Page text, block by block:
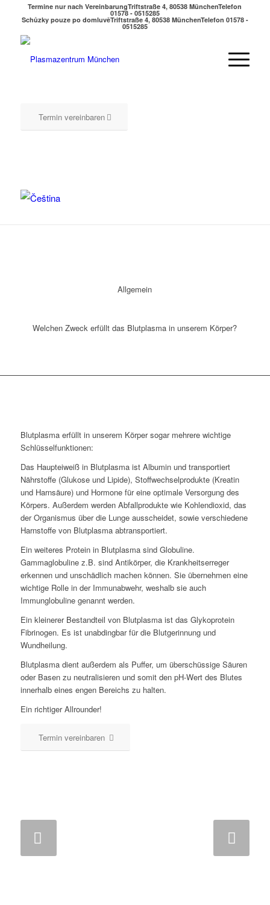
Termine nur nach VereinbarungTriftstraße 4, 80538 MünchenTelefon
01578 - 0515285
Schůzky pouze po domluvěTriftstraße 4, 80538 MünchenTelefon 01578 -
0515285
Termin vereinbaren
Allgemein
Welchen Zweck erfüllt das Blutplasma in unserem Körper?
Blutplasma erfüllt in unserem Körper sogar mehrere wichtige
Schlüsselfunktionen:
Das Haupteiweiß in Blutplasma ist Albumin und transportiert
Nährstoffe (Glukose und Lipide), Stoffwechselprodukte (Kreatin
und Harnsäure) und Hormone für eine optimale Versorgung des
Körpers. Außerdem werden Abfallprodukte wie Kohlendioxid, das
der Organismus über die Lunge ausscheidet, sowie verschiedene
Harnstoffe von Blutplasma abtransportiert.
Ein weiteres Protein in Blutplasma sind Globuline.
Gammaglobuline z.B. sind Antikörper, die Krankheitserreger
erkennen und unschädlich machen können. Sie übernehmen eine
wichtige Rolle in der Immunabwehr, weshalb sie auch
Immunglobuline genannt werden.
Ein kleinerer Bestandteil von Blutplasma ist das Glykoprotein
Fibrinogen. Es ist unabdingbar für die Blutgerinnung und
Wundheilung.
Blutplasma dient außerdem als Puffer, um überschüssige Säuren
oder Basen zu neutralisieren und somit den pH-Wert des Blutes
innerhalb eines engen Bereichs zu halten.
Ein richtiger Allrounder!
Termin vereinbaren